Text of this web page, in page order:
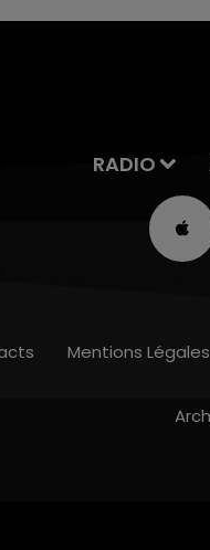
RADIO
Mentions Légales